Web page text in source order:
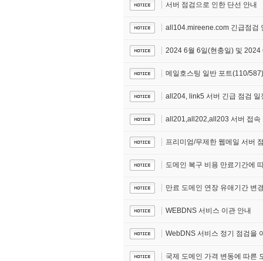
서버 점검으로 인한 단선 안내
all104.mireene.com 긴급점검
2024 6월 6일(현충일) 및
메일호스팅 일반 포트(110/
all204, link5 서버 긴급 점검 일
all201,all202,all203 서버 접속
프리미엄/무제한 웹메일 서버
도메인 복구 비용 만료기간에
만료 도메인 연장 유애기간 변
WEBDNS 서비스 이관 안내
WebDNS 서비스 정기 점검을
국제 도메인 가격 변동에 따른